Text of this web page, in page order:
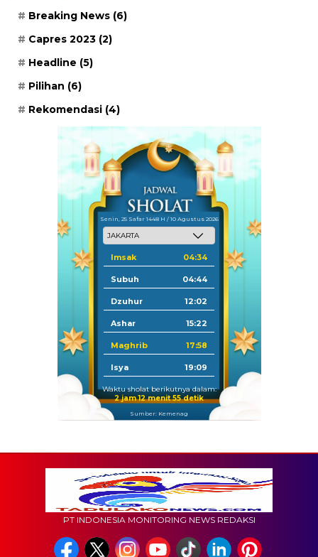
Breaking News (6)
Capres 2023 (2)
Headline (5)
Pilihan (6)
Rekomendasi (4)
Senin, 25 Safar 1448 H / 10 Agustus 2026
Imsak 04:34
Subuh 04:44
Dzuhur 12:02
Ashar 15:22
Maghrib 17:58
Isya 19:09
Waktu sholat berikutnya dalam:
2 jam 12 menit 54 detik
Sumber: Kemenag
PT INDONESIA MONITORING NEWS REDAKSI